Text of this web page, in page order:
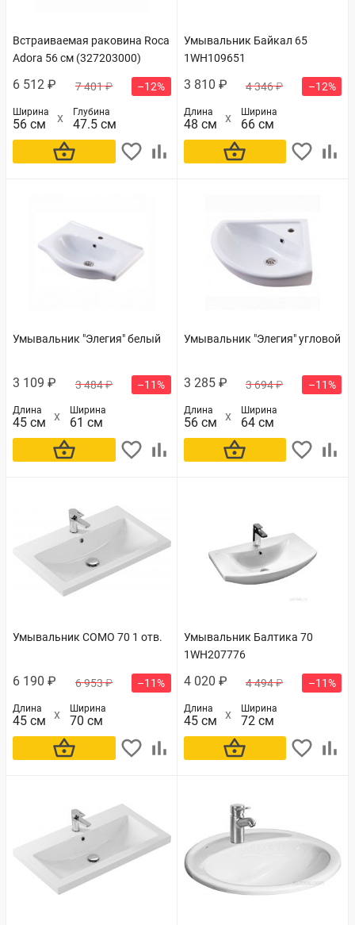
Встраиваемая раковина Roca
Adora 56 см (327203000)
6 512 ₽ 7 401 ₽ –12%
Ширина
56 см
Глубина
47.5 см
В корзину
Умывальник Байкал 65
1WH109651
3 810 ₽ 4 346 ₽ –12%
Длина
48 см
Ширина
66 см
В корзину
Умывальник "Элегия" белый
3 109 ₽ 3 484 ₽ –11%
Длина
45 см
Ширина
61 см
В корзину
Умывальник "Элегия" угловой
3 285 ₽ 3 694 ₽ –11%
Длина
56 см
Ширина
64 см
В корзину
Умывальник COMO 70 1 отв.
6 190 ₽ 6 953 ₽ –11%
Длина
45 см
Ширина
70 см
В корзину
Умывальник Балтика 70
1WH207776
4 020 ₽ 4 494 ₽ –11%
Длина
45 см
Ширина
72 см
В корзину